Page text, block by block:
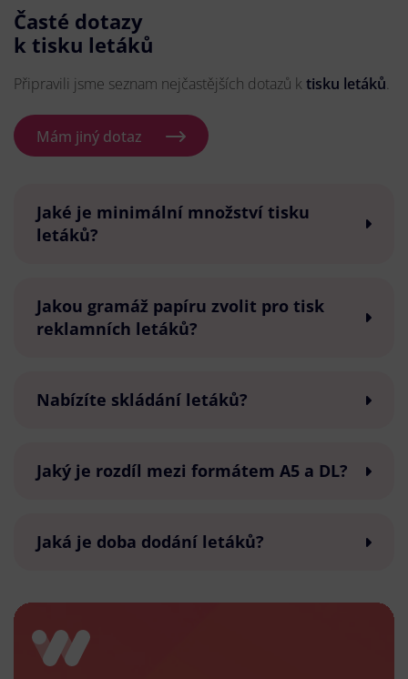
Časté dotazy
k tisku letáků
Připravili jsme seznam nejčastějších dotazů k tisku letáků.
Mám jiný dotaz
Jaké je minimální množství tisku
letáků?
Jakou gramáž papíru zvolit pro tisk
reklamních letáků?
Nabízíte skládání letáků?
Jaký je rozdíl mezi formátem A5 a DL?
Jaká je doba dodání letáků?